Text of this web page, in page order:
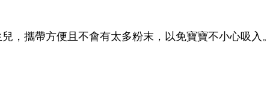
， 攜帶方便且不會有太多粉末，以免寶寶不小心吸入。